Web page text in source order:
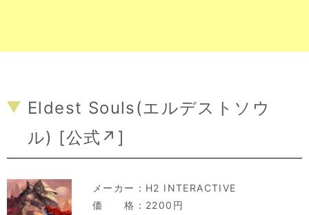
Eldest Souls(エルデストソウ
ル) [公式↗ ]
メーカー： H2 INTERACTIVE
価 格：2200円